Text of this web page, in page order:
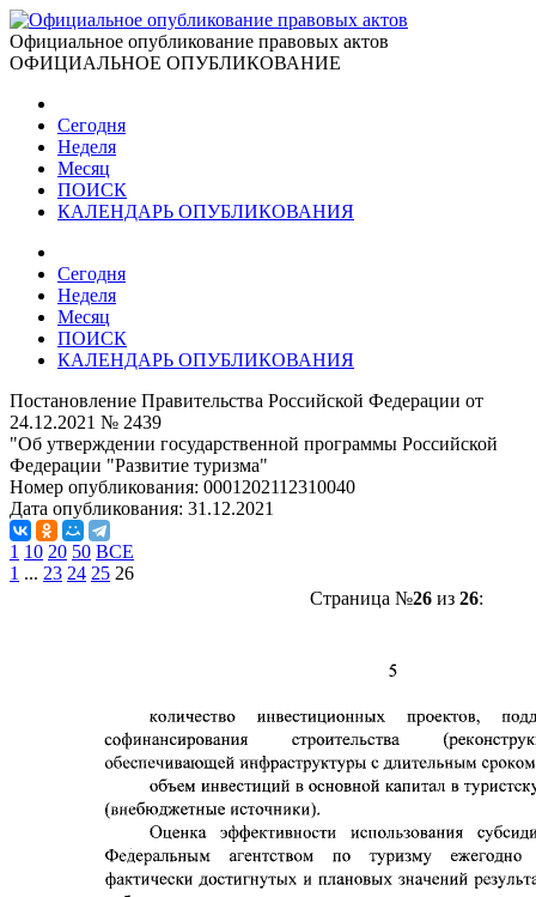
Официальное опубликование правовых актов
ОФИЦИАЛЬНОЕ ОПУБЛИКОВАНИЕ
Сегодня
Неделя
Месяц
ПОИСК
КАЛЕНДАРЬ ОПУБЛИКОВАНИЯ
Сегодня
Неделя
Месяц
ПОИСК
КАЛЕНДАРЬ ОПУБЛИКОВАНИЯ
Постановление Правительства Российской Федерации от
24.12.2021 № 2439
"Об утверждении государственной программы Российской
Федерации "Развитие туризма"
Номер опубликования: 0001202112310040
Дата опубликования: 31.12.2021
1 10 20 50 ВСЕ
1 ... 23 24 25 26
Страница №26из 26: